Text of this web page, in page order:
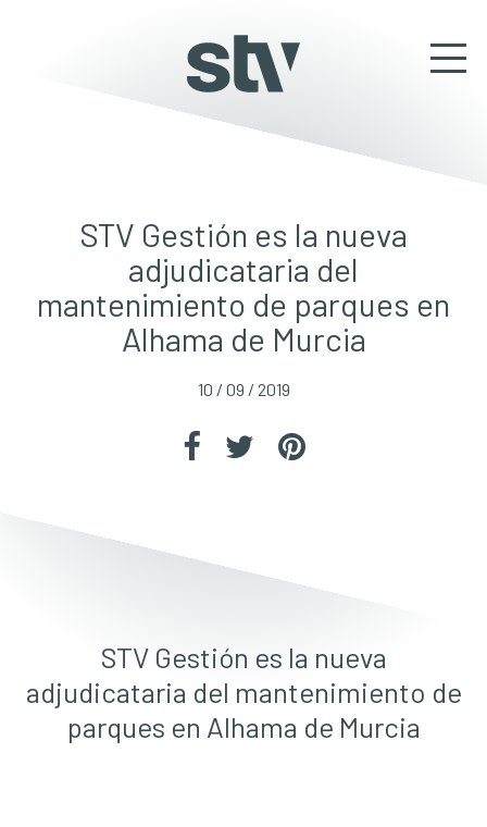
STV Gestión es la nueva
adjudicataria del
mantenimiento de parques en
Alhama de Murcia
10 / 09 / 2019
STV Gestión es la nueva
adjudicataria del mantenimiento de
parques en Alhama de Murcia